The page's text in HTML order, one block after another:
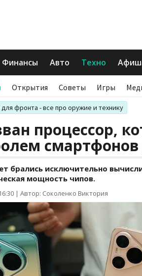
Финансы Авто Техно
Открытия Советы Игры
фронта - все про оружие и технику
процессор,
смартфонов
брались исключительно
мощность чипов.
| Автор: Соколенко Виктория